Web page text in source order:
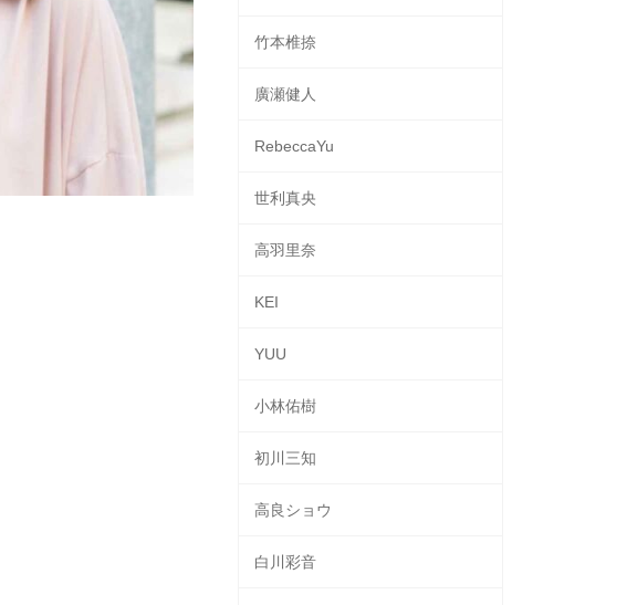
竹本椎捺
廣瀬健人
RebeccaYu
世利真央
高羽里奈
KEI
YUU
小林佑樹
初川三知
高良ショウ
白川彩音